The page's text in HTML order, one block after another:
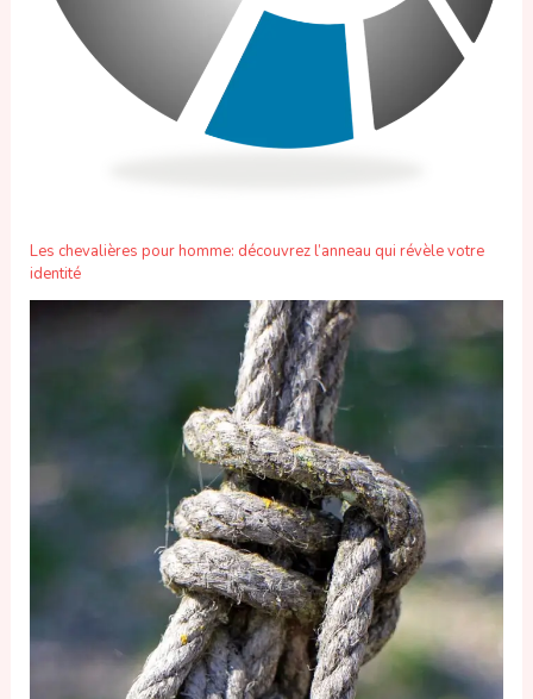
Les chevalières pour homme: découvrez l’anneau qui révèle votre
identité